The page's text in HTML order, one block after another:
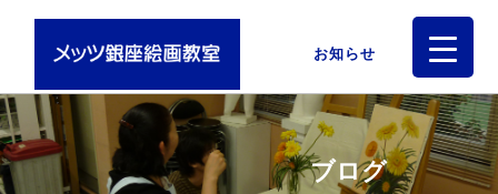
お知らせ
ブログ